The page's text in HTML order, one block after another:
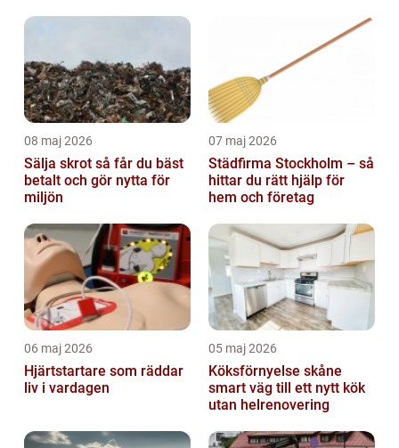
08 maj 2026
Sälja skrot så får du bäst
betalt och gör nytta för
miljön
07 maj 2026
Städfirma Stockholm – så
hittar du rätt hjälp för
hem och företag
06 maj 2026
Hjärtstartare som räddar
liv i vardagen
05 maj 2026
Köksförnyelse skåne
smart väg till ett nytt kök
utan helrenovering